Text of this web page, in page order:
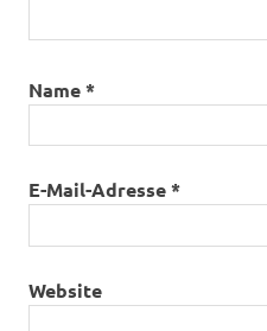
Name*
E-Mail-Adresse*
Website